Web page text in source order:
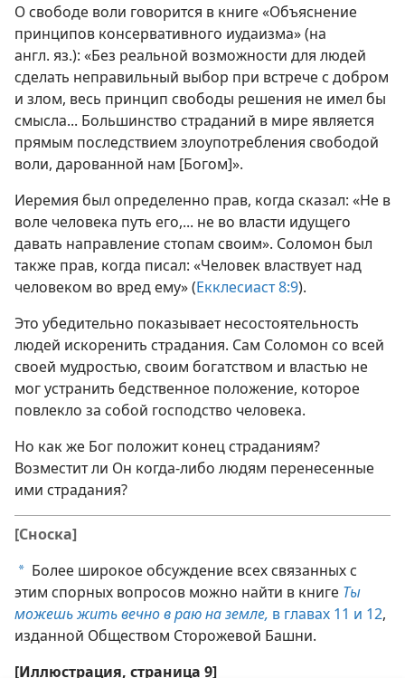
О свободе воли говорится в книге «Объяснение
принципов консервативного иудаизма» (на
англ. яз.): «Без реальной возможности для людей
сделать неправильный выбор при встрече с добром
и злом, весь принцип свободы решения не имел бы
смысла... Большинство страданий в мире является
прямым последствием злоупотребления свободой
воли, дарованной нам [Богом]».
Иеремия был определенно прав, когда сказал: «Не в
воле человека путь его,... не во власти идущего
давать направление стопам своим». Соломон был
также прав, когда писал: «Человек властвует над
человеком во вред ему» (Екклесиаст 8:9).
Это убедительно показывает несостоятельность
людей искоренить страдания. Сам Соломон со всей
своей мудростью, своим богатством и властью не
мог устранить бедственное положение, которое
повлекло за собой господство человека.
Но как же Бог положит конец страданиям?
Возместит ли Он когда-либо людям перенесенные
ими страдания?
[Сноска]
a Более широкое обсуждение всех связанных с
этим спорных вопросов можно найти в книге Ты
можешь жить вечно в раю на земле, в главах 11 и 12,
изданной Обществом Сторожевой Башни.
[Иллюстрация, страница 9]